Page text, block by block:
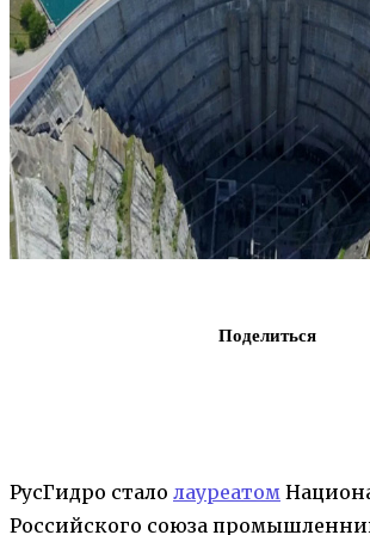
Поделиться
РусГидро стало лауреатом
Российского союза